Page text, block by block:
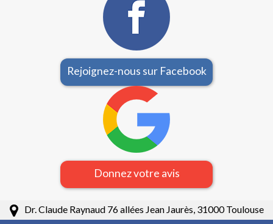
Rejoignez-nous sur Facebook
Donnez votre avis
Dr. Claude Raynaud 76 allées Jean Jaurès, 31000 Toulouse